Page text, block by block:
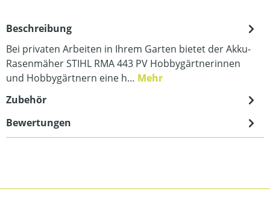
Beschreibung
Bei privaten Arbeiten in Ihrem Garten bietet der Akku-
Rasenmäher STIHL RMA 443 PV Hobbygärtnerinnen
und Hobbygärtnern eine h… Mehr
Zubehör
Bewertungen